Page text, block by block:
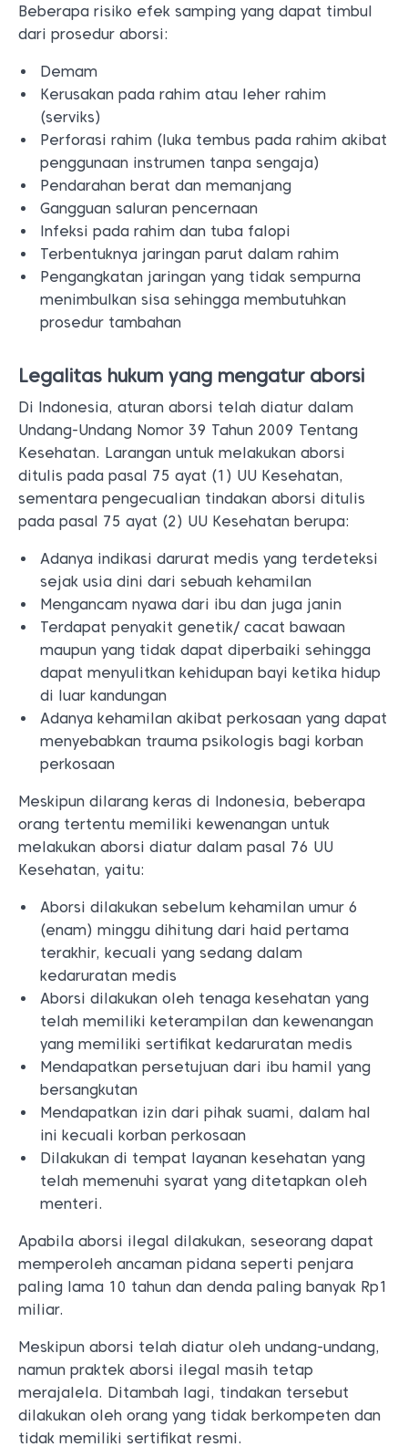
Beberapa risiko efek samping yang dapat timbul
dari prosedur aborsi:
Demam
Kerusakan pada rahim atau leher rahim
(serviks)
Perforasi rahim (luka tembus pada rahim akibat
penggunaan instrumen tanpa sengaja)
Pendarahan berat dan memanjang
Gangguan saluran pencernaan
Infeksi pada rahim dan tuba falopi
Terbentuknya jaringan parut dalam rahim
Pengangkatan jaringan yang tidak sempurna
menimbulkan sisa sehingga membutuhkan
prosedur tambahan
Legalitas hukum yang mengatur aborsi
Di Indonesia, aturan aborsi telah diatur dalam
Undang-Undang Nomor 39 Tahun 2009 Tentang
Kesehatan. Larangan untuk melakukan aborsi
ditulis pada pasal 75 ayat (1) UU Kesehatan,
sementara pengecualian tindakan aborsi ditulis
pada pasal 75 ayat (2) UU Kesehatan berupa:
Adanya indikasi darurat medis yang terdeteksi
sejak usia dini dari sebuah kehamilan
Mengancam nyawa dari ibu dan juga janin
Terdapat penyakit genetik/ cacat bawaan
maupun yang tidak dapat diperbaiki sehingga
dapat menyulitkan kehidupan bayi ketika hidup
di luar kandungan
Adanya kehamilan akibat perkosaan yang dapat
menyebabkan trauma psikologis bagi korban
perkosaan
Meskipun dilarang keras di Indonesia, beberapa
orang tertentu memiliki kewenangan untuk
melakukan aborsi diatur dalam pasal 76 UU
Kesehatan, yaitu:
Aborsi dilakukan sebelum kehamilan umur 6
(enam) minggu dihitung dari haid pertama
terakhir, kecuali yang sedang dalam
kedaruratan medis
Aborsi dilakukan oleh tenaga kesehatan yang
telah memiliki keterampilan dan kewenangan
yang memiliki sertifikat kedaruratan medis
Mendapatkan persetujuan dari ibu hamil yang
bersangkutan
Mendapatkan izin dari pihak suami, dalam hal
ini kecuali korban perkosaan
Dilakukan di tempat layanan kesehatan yang
telah memenuhi syarat yang ditetapkan oleh
menteri.
Apabila aborsi ilegal dilakukan, seseorang dapat
memperoleh ancaman pidana seperti penjara
paling lama 10 tahun dan denda paling banyak Rp1
miliar.
Meskipun aborsi telah diatur oleh undang-undang,
namun praktek aborsi ilegal masih tetap
merajalela. Ditambah lagi, tindakan tersebut
dilakukan oleh orang yang tidak berkompeten dan
tidak memiliki sertifikat resmi.